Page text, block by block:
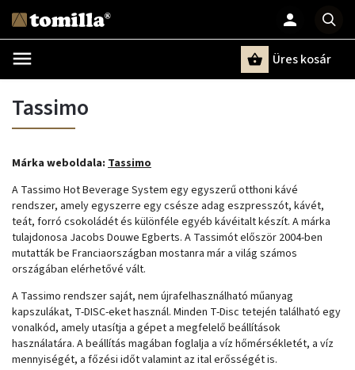
Üres kosár
Tassimo
Márka weboldala: Tassimo
A Tassimo Hot Beverage System egy egyszerű otthoni kávé
rendszer, amely egyszerre egy csésze adag eszpresszót, kávét,
teát, forró csokoládét és különféle egyéb kávéitalt készít. A márka
tulajdonosa Jacobs Douwe Egberts. A Tassimót először 2004-ben
mutatták be Franciaországban mostanra már a világ számos
országában elérhetővé vált.
A Tassimo rendszer saját, nem újrafelhasználható műanyag
kapszulákat, T-DISC-eket használ. Minden T-Disc tetején található egy
vonalkód, amely utasítja a gépet a megfelelő beállítások
használatára. A beállítás magában foglalja a víz hőmérsékletét, a víz
mennyiségét, a főzési időt valamint az ital erősségét is.